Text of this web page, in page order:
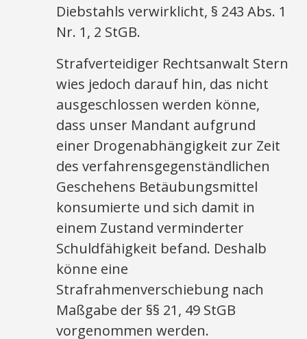
Diebstahls verwirklicht, § 243 Abs. 1
Nr. 1, 2 StGB.
Strafverteidiger Rechtsanwalt Stern
wies jedoch darauf hin, das nicht
ausgeschlossen werden könne,
dass unser Mandant aufgrund
einer Drogenabhängigkeit zur Zeit
des verfahrensgegenständlichen
Geschehens Betäubungsmittel
konsumierte und sich damit in
einem Zustand verminderter
Schuldfähigkeit befand. Deshalb
könne eine
Strafrahmenverschiebung nach
Maßgabe der §§ 21, 49 StGB
vorgenommen werden.